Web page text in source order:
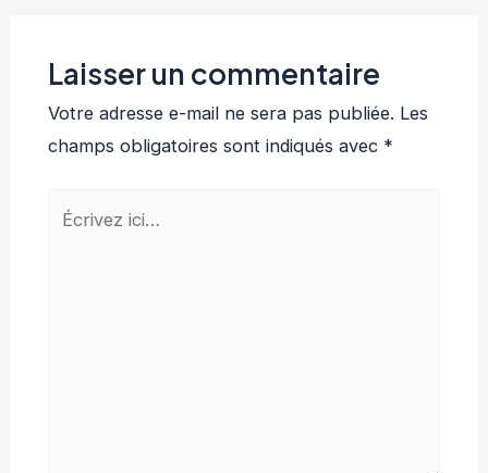
Laisser un commentaire
Votre adresse e-mail ne sera pas publiée. Les
champs obligatoires sont indiqués avec *
Écrivez